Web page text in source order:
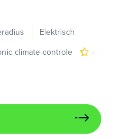
Elektrisch
climate controle